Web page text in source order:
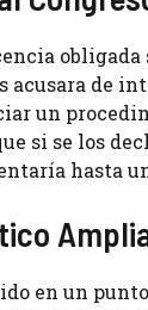
obligada
de
un
si se los
hasta
en un